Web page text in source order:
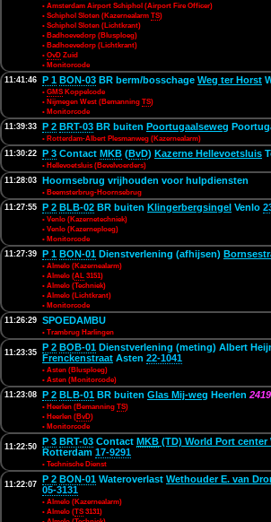
• Amsterdam Airport Schiphol (Airport Fire Officer)
• Schiphol Sloten (Kazernealarm TS)
• Schiphol Sloten (Lichtkrant)
• Badhoevedorp (Blusploeg)
• Badhoevedorp (Lichtkrant)
• OvD Zuid
• Monitorcode
11:41:46 P 1 BON-03 BR berm/bosschage Weg ter Horst
• GMS Koppelcode
• Nijmegen West (Bemanning TS)
• Monitorcode
11:39:33 P 2 BRT-03 BR buiten Poortugaalseweg
• Rotterdam-Albert Plesmanweg (Kazernealarm)
11:30:22 P 3 Contact MKB (BvD) Kazerne Hellevoetsluis
• Hellevoetsluis (Bevelvoerders)
11:28:03 Hoornsebrug vrijhouden voor hulpdiensten
• Beemsterbrug-Hoornsebrug
11:27:55 P 2 BLB-02 BR buiten Klingerbergsingel Venlo
• Venlo (Kazernetechniek)
• Venlo (Kazerneploeg)
• Monitorcode
11:27:39 P 1 BON-01 Dienstverlening (afhijsen)
• Almelo (Kazernealarm)
• Almelo (AL 3151)
• Almelo (Techniek)
• Almelo (Lichtkrant)
• Monitorcode
11:26:29 SPOEDAMBU
• Trambrug Harlingen
11:23:35 P 2 BOB-01 Dienstverlening (meting) Albert
Frenckenstraat Asten 22-1041
• Asten (Blusploeg)
• Asten (Monitorcode)
11:23:08 P 2 BLB-01 BR buiten Glas Mij-weg Heerlen
• Heerlen (Bemanning TS)
• Heerlen (BvD)
• Monitorcode
11:22:50 P 3 BRT-03 Contact MKB (TD) World Port center
Rotterdam 17-9291
• Technische Dienst
11:22:07 P 2 BON-01 Wateroverlast Wethouder E. van
05-3131
• Almelo (Kazernealarm)
• Almelo (TS 3131)